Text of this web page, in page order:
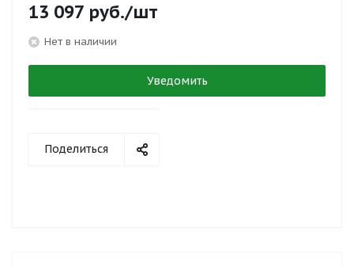
13 097 руб./шт
Нет в наличии
Уведомить
Поделиться